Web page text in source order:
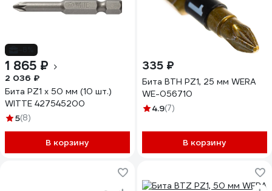
1 865 ₽
2 036 ₽
Бита PZ1 х 50 мм (10 шт.)
WITTE 427545200
5(8)
В корзину
335 ₽
Бита BTH PZ1, 25 мм WERA
WE-056710
4.9(7)
В корзину